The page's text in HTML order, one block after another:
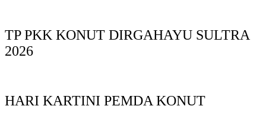
TP PKK KONUT DIRGAHAYU SULTRA
2026
HARI KARTINI PEMDA KONUT